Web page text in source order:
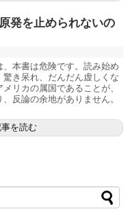
発を止められないの
、本書は危険です。読み始め
き呆れ、だんだん虚しくな
リカの属国であることが、
反論の余地がありません。
を読む